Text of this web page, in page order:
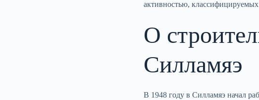
активностью,
О
Силламяэ
В 1948 году в Силламяэ начал